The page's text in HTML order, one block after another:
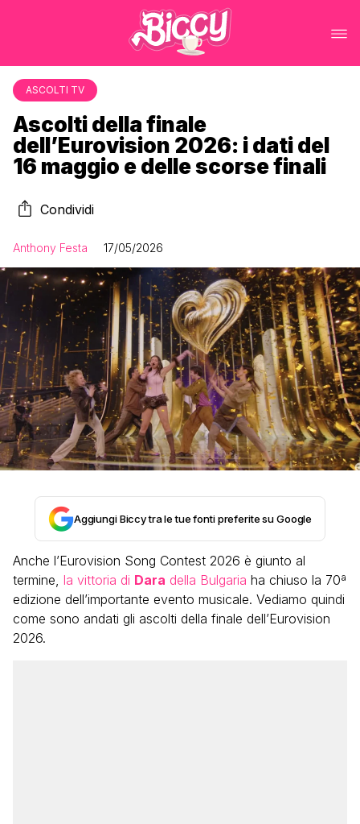
ASCOLTI TV
Ascolti della finale
dell’Eurovision 2026: i dati del
16 maggio e delle scorse finali
Condividi
Anthony Festa 17/05/2026
Aggiungi Biccy tra le tue fonti preferite su Google
Anche l’Eurovision Song Contest 2026 è giunto al
termine, la vittoria di Dara della Bulgaria ha chiuso la 70ª
edizione dell’importante evento musicale. Vediamo quindi
come sono andati gli ascolti della finale dell’Eurovision
2026.